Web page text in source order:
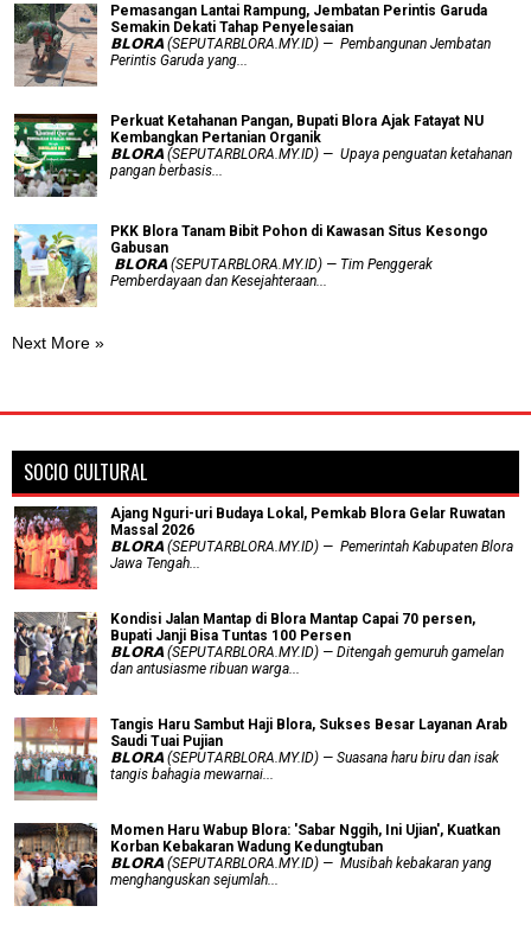
Pemasangan Lantai Rampung, Jembatan Perintis Garuda
Semakin Dekati Tahap Penyelesaian
𝗕𝗟𝗢𝗥𝗔 (SEPUTARBLORA.MY.ID) — Pembangunan Jembatan
Perintis Garuda yang...
​Perkuat Ketahanan Pangan, Bupati Blora Ajak Fatayat NU
Kembangkan Pertanian Organik
𝗕𝗟𝗢𝗥𝗔 (SEPUTARBLORA.MY.ID) — Upaya penguatan ketahanan
pangan berbasis...
PKK Blora Tanam Bibit Pohon di Kawasan Situs Kesongo
Gabusan
‎ 𝗕𝗟𝗢𝗥𝗔 (SEPUTARBLORA.MY.ID) — Tim Penggerak
Pemberdayaan dan Kesejahteraan...
Next More »
SOCIO CULTURAL
Ajang Nguri-uri Budaya Lokal, Pemkab Blora Gelar Ruwatan
Massal 2026
𝗕𝗟𝗢𝗥𝗔 (SEPUTARBLORA.MY.ID) — Pemerintah Kabupaten Blora
Jawa Tengah...
Kondisi Jalan Mantap di Blora Mantap Capai 70 persen,
Bupati Janji Bisa Tuntas 100 Persen
𝗕𝗟𝗢𝗥𝗔 (SEPUTARBLORA.MY.ID) — Ditengah gemuruh gamelan
dan antusiasme ribuan warga...
Tangis Haru Sambut Haji Blora, Sukses Besar Layanan Arab
Saudi Tuai Pujian
𝗕𝗟𝗢𝗥𝗔 (SEPUTARBLORA.MY.ID) — Suasana haru biru dan isak
tangis bahagia mewarnai...
Momen Haru Wabup Blora: ​'Sabar Nggih, Ini Ujian', Kuatkan
Korban Kebakaran Wadung Kedungtuban
𝗕𝗟𝗢𝗥𝗔 (SEPUTARBLORA.MY.ID) — Musibah kebakaran yang
menghanguskan sejumlah...